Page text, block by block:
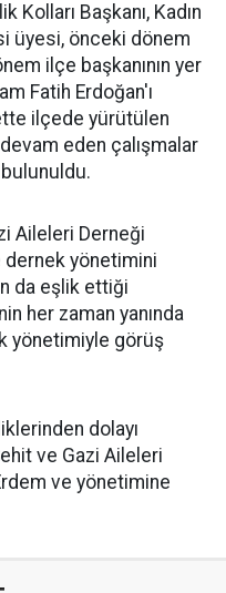
Kolları Başkanı, Kadın
üyesi, önceki dönem
ilçe başkanının yer
Fatih Erdoğan'ı
ilçede yürütülen
eden çalışmalar
Aileleri Derneği
dernek yönetimini
da eşlik ettiği
her zaman yanında
yönetimiyle görüş
dolayı
ve Gazi Aileleri
ve yönetimine